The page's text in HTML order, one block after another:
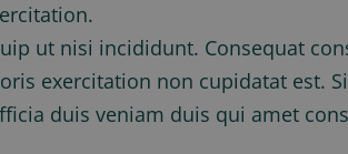
ut nisi incididunt. Consequat
exercitation non cupidatat est.
duis veniam duis qui amet